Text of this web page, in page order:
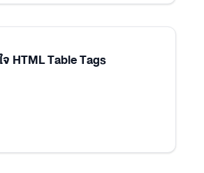
จ HTML Table Tags